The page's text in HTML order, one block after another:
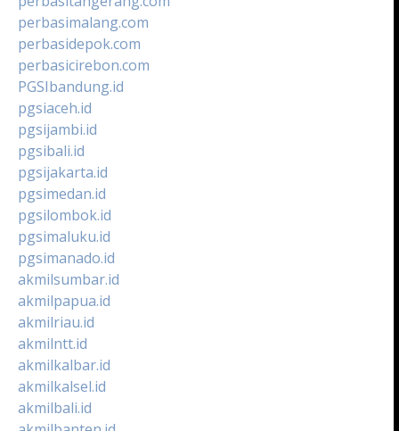
perbasimalang.com
perbasidepok.com
perbasicirebon.com
PGSIbandung.id
pgsiaceh.id
pgsijambi.id
pgsibali.id
pgsijakarta.id
pgsimedan.id
pgsilombok.id
pgsimaluku.id
pgsimanado.id
akmilsumbar.id
akmilpapua.id
akmilriau.id
akmilntt.id
akmilkalbar.id
akmilkalsel.id
akmilbali.id